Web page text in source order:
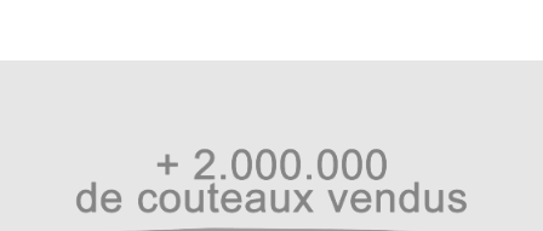
Kurosan